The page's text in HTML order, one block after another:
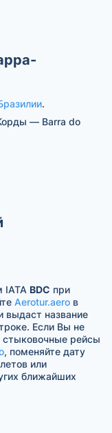
.
— Barra do
IATA BDC при
Aerotur.aero в
выдаст название
Если Вы не
рейсы
, поменяйте дату
или
ближайших